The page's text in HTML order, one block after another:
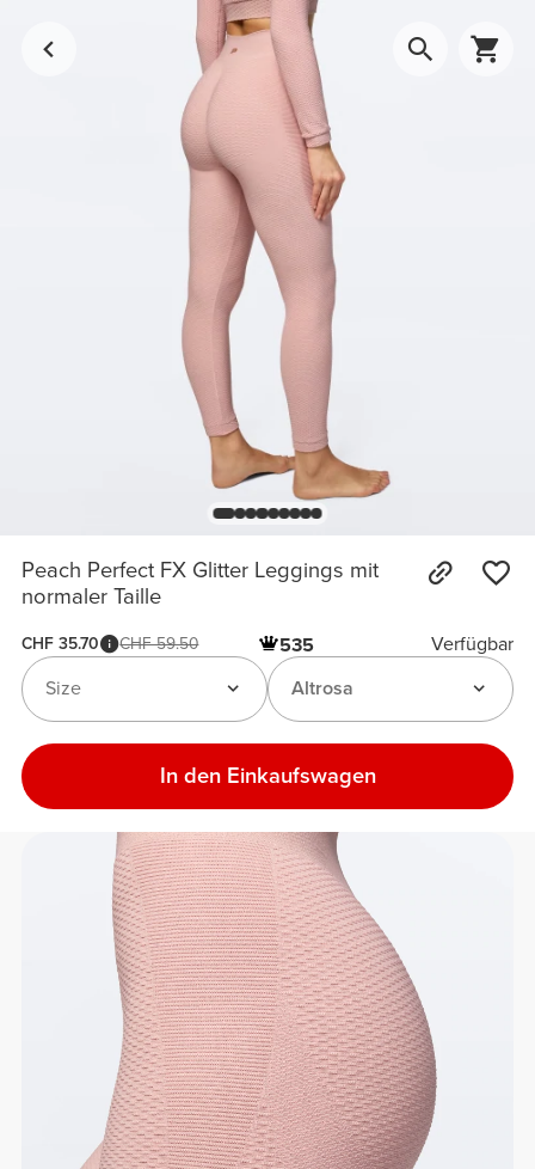
Peach Perfect FX Glitter Leggings mit
normaler Taille
CHF 35.70 CHF 59.50 535
Verfügbar
Altrosa
Size
In den Einkaufswagen